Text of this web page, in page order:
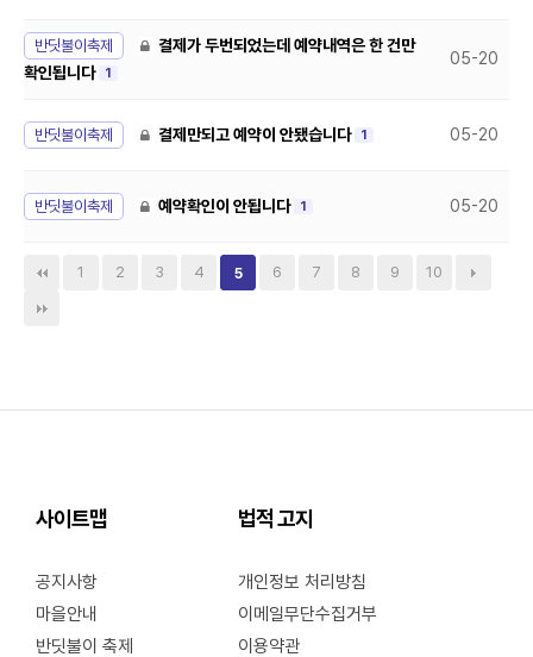
반딧불이축제
결제가 두번되었는데 예약내역은 한 건만
확인됩니다
1
05-20
반딧불이축제 결제만되고 예약이 안됐습니다 1 05-20
반딧불이축제 예약확인이 안됩니다 1 05-20
1 2 3 4 5 6 7 8 9 10
사이트맵
공지사항
마을안내
반딧불이 축제
법적 고지
개인정보 처리방침
이메일무단수집거부
이용약관